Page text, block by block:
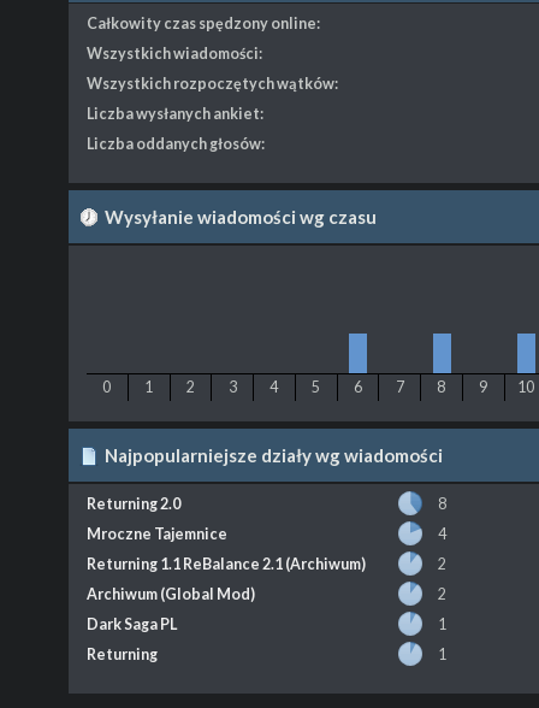
Całkowity czas spędzony online:
Wszystkich wiadomości:
Wszystkich rozpoczętych wątków:
Liczba wysłanych ankiet:
Liczba oddanych głosów:
Wysyłanie wiadomości wg czasu
0 1 2 3 4 5 6 7 8 9 10
Najpopularniejsze działy wg wiadomości
Returning 2.0
8
Mroczne Tajemnice
4
Returning 1.1 ReBalance 2.1 (Archiwum)
2
Archiwum (Global Mod)
2
Dark Saga PL
1
Returning
1